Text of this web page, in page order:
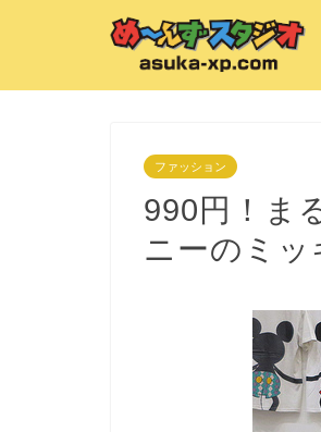
ファッション
990円！ま
ニーのミッ